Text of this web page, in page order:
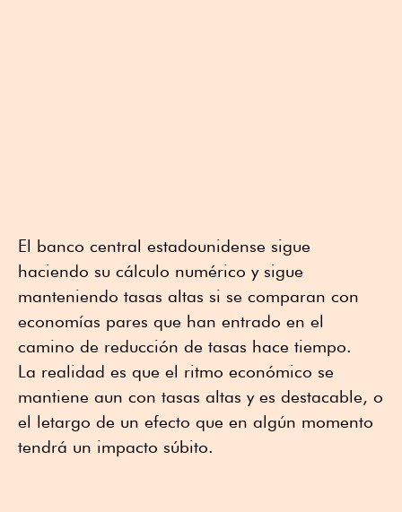
El banco central estadounidense sigue
haciendo su cálculo numérico y sigue
manteniendo tasas altas si se comparan con
economías pares que han entrado en el
camino de reducción de tasas hace tiempo.
La realidad es que el ritmo económico se
mantiene aun con tasas altas y es destacable, o
el letargo de un efecto que en algún momento
tendrá un impacto súbito.